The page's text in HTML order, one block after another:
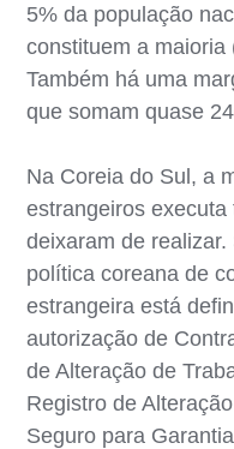
5% da população
constituem a maioria
Também há uma
que somam quase
Na Coreia do Sul, a
estrangeiros
deixaram de
política coreana de
estrangeira está
autorização de
de Alteração de
Registro de
Seguro para